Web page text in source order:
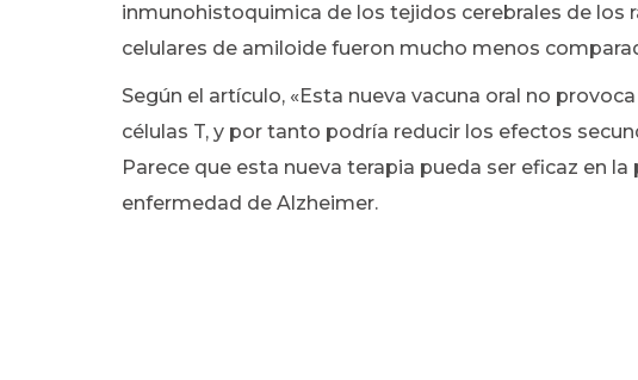
inmunohistoquimica de los tejidos cerebrales de
celulares de amiloide fueron mucho menos
Según el artículo, «Esta nueva vacuna oral no
células T, y por tanto podría reducir los efectos
Parece que esta nueva terapia pueda ser eficaz en
enfermedad de Alzheimer.